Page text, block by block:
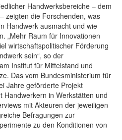
Handwerksbereiche – dem
zeigten die Forschenden, was
Handwerk ausmacht und wie
„Mehr Raum für Innovationen
wirtschaftspolitischer Förderung
sein“, so der
Institut für Mittelstand und
Das vom Bundesministerium für
Jahre geförderte Projekt
Handwerkern in Werkstätten und
mit Akteuren der jeweiligen
Befragungen zur
zu den Konditionen von